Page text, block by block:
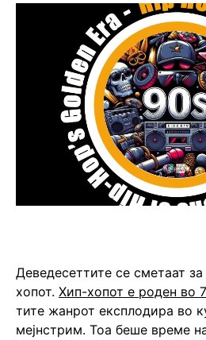
Деведесеттите се сметаат
хопот. Хип-хопот е роден во
тите жанрот експлодира во
мејнстрим. Тоа беше време